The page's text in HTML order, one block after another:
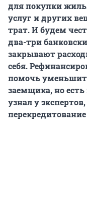
для покупки
услуг и других
трат. И будем
два-три
закрывают
себя.
помочь
заемщика, но
узнал у